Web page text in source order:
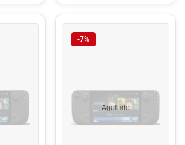
-7%
Agotado